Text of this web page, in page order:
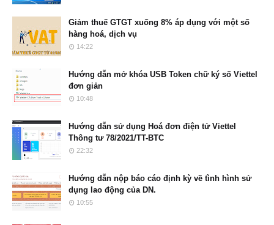
Giảm thuế GTGT xuống 8% áp dụng với một số
hàng hoá, dịch vụ
14:22
Hướng dẫn mở khóa USB Token chữ ký số Viettel
đơn giản
10:48
Hướng dẫn sử dụng Hoá đơn điện tử Viettel
Thông tư 78/2021/TT-BTC
22:32
Hướng dẫn nộp báo cáo định kỳ về tình hình sử
dụng lao động của DN.
10:55